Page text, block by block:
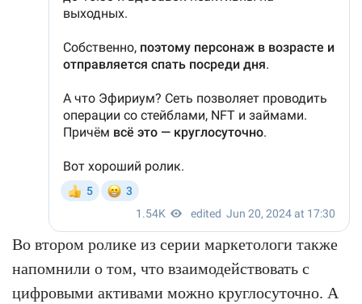
Во втором ролике из серии маркетологи также
напомнили о том, что взаимодействовать с
цифровыми активами можно круглосуточно. А